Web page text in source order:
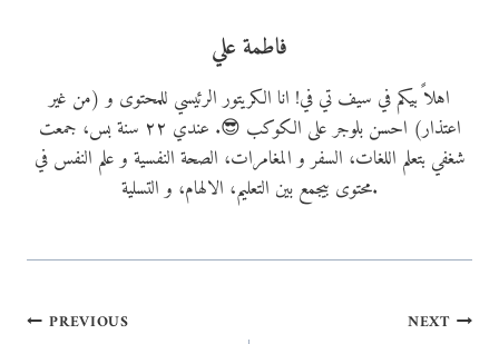
فاطمة علي
اهلاً بيكم في سيف تي في! انا الكريتور الرئيسي للمحتوى و (من غير
اعتذار) احسن بلوجر على الكوكب 😎. عندي ٢٢ سنة بس، جمعت
شغفي بتعلم اللغات، السفر و المغامرات، الصحة النفسية و علم النفس في
محتوى بيجمع بين التعليم، الالهام، و التسلية.
Post
PREVIOUS NEXT